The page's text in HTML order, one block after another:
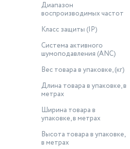
Диапазон
воспроизводимых частот
Класс защиты (IP)
Система активного
шумоподавления (ANC)
Вес товара в упаковке, (кг)
Длина товара в упаковке, в
метрах
Ширина товара в
упаковке, в метрах
Высота товара в упаковке,
в метрах